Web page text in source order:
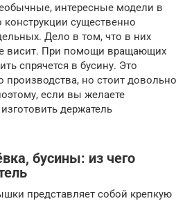
интересные модели в
существенно
Дело в том, что в них
висит. При помощи вращающих
спрячется в бусину. Это
производства, но стоит довольно
если вы желаете
держатель
бусины: из чего
представляет собой крепкую